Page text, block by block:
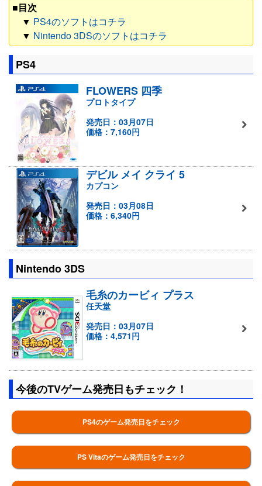
■目次
▼ PS4のソフトはコチラ
▼ Nintendo 3DSのソフトはコチラ
PS4
FLOWERS 四季
プロトタイプ
発売日：03月07日
価格：7,160円
デビル メイ クライ 5
カプコン
発売日：03月08日
価格：6,340円
Nintendo 3DS
毛糸のカービィ プラス
任天堂
発売日：03月07日
価格：4,571円
今後のTVゲーム発売日もチェック！
PS4のゲーム発売日をチェック
PS Vitaのゲーム発売日をチェック